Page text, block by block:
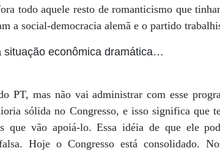
todo aquele resto de romanticismo que
a social-democracia alemã e o partido
situação econômica dramática…
PT, mas não vai administrar com esse
sólida no Congresso, e isso significa que
que vão apoiá-lo. Essa idéia de que ele
Hoje o Congresso está consolidado.